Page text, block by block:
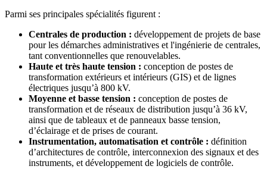
Parmi ses principales spécialités figurent :
Centrales de production : développement de projets de base
pour les démarches administratives et l'ingénierie de centrales,
tant conventionnelles que renouvelables.
Haute et très haute tension : conception de postes de
transformation extérieurs et intérieurs (GIS) et de lignes
électriques jusqu’à 800 kV.
Moyenne et basse tension : conception de postes de
transformation et de réseaux de distribution jusqu’à 36 kV,
ainsi que de tableaux et de panneaux basse tension,
d’éclairage et de prises de courant.
Instrumentation, automatisation et contrôle : définition
d’architectures de contrôle, interconnexion des signaux et des
instruments, et développement de logiciels de contrôle.